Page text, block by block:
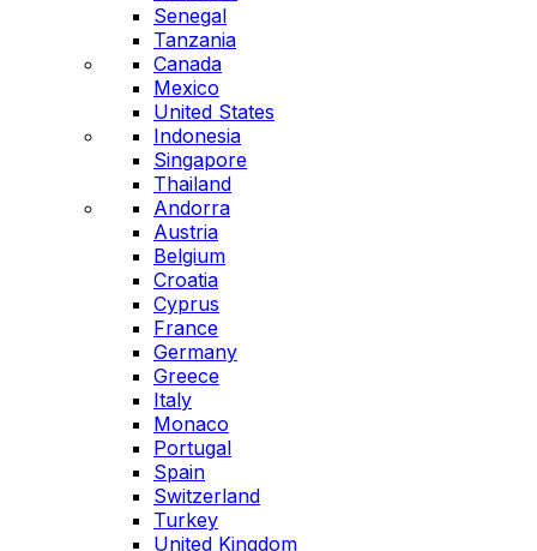
Senegal
Tanzania
Canada
Mexico
United States
Indonesia
Singapore
Thailand
Andorra
Austria
Belgium
Croatia
Cyprus
France
Germany
Greece
Italy
Monaco
Portugal
Spain
Switzerland
Turkey
United Kingdom